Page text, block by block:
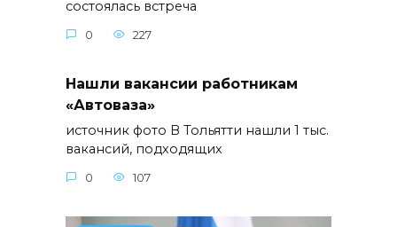
состоялась встреча
0 227
Нашли вакансии работникам
«Автоваза»
источник фото В Тольятти нашли 1 тыс.
вакансий, подходящих
0 107